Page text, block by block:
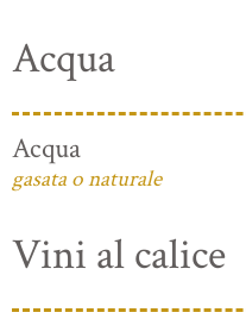
Acqua
Acqua
gasata o naturale
Vini al calice